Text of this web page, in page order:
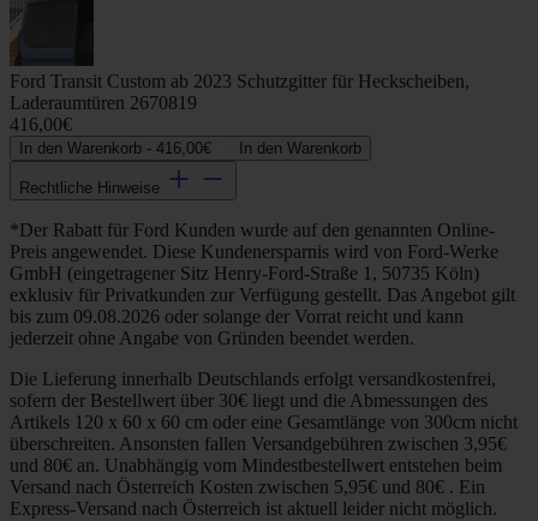
Ford Transit Custom ab 2023 Schutzgitter für Heckscheiben,
Laderaumtüren 2670819
416,00€
In den Warenkorb - 416,00€ In den Warenkorb
Rechtliche Hinweise
*Der Rabatt für Ford Kunden wurde auf den genannten Online-
Preis angewendet. Diese Kundenersparnis wird von Ford-Werke
GmbH (eingetragener Sitz Henry-Ford-Straße 1, 50735 Köln)
exklusiv für Privatkunden zur Verfügung gestellt. Das Angebot gilt
bis zum 09.08.2026 oder solange der Vorrat reicht und kann
jederzeit ohne Angabe von Gründen beendet werden.
Die Lieferung innerhalb Deutschlands erfolgt versandkostenfrei,
sofern der Bestellwert über 30€ liegt und die Abmessungen des
Artikels 120 x 60 x 60 cm oder eine Gesamtlänge von 300cm nicht
überschreiten. Ansonsten fallen Versandgebühren zwischen 3,95€
und 80€ an. Unabhängig vom Mindestbestellwert entstehen beim
Versand nach Österreich Kosten zwischen 5,95€ und 80€ . Ein
Express-Versand nach Österreich ist aktuell leider nicht möglich.